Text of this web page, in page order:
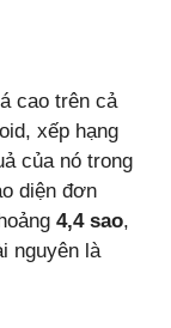
cao trên cả
xếp hạng
của nó trong
diện đơn
4,4 sao,
nguyên là